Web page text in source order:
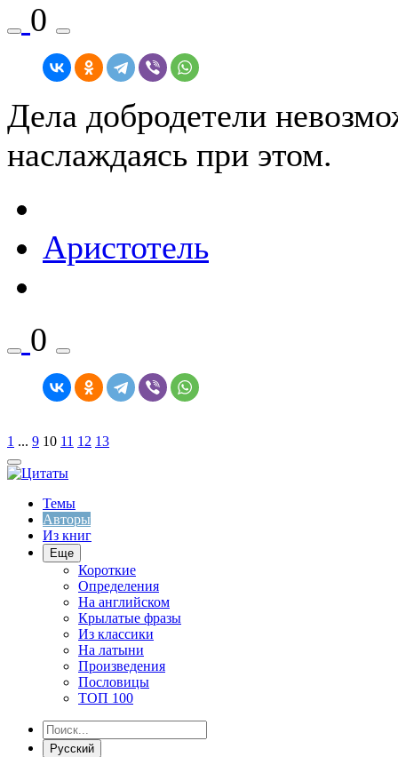
0
Дела добродетели
наслаждаясь при этом.
Аристотель
0
1 ... 9 10 11 12 13
Темы
Авторы
Из книг
Еще
Короткие
Определения
На английском
Крылатые фразы
Из классики
На латыни
Произведения
Пословицы
ТОП 100
Русский